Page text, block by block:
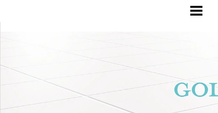
MÅLA TRÄGOLV